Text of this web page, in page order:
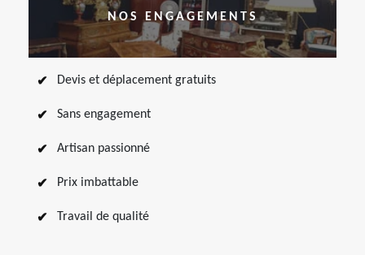
NOS ENGAGEMENTS
Devis et déplacement gratuits
Sans engagement
Artisan passionné
Prix imbattable
Travail de qualité